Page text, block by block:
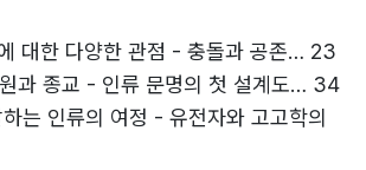
대한 다양한 관점 - 충돌과 공존… 23
과 종교 - 인류 문명의 첫 설계도… 34
는 인류의 여정 - 유전자와 고고학의